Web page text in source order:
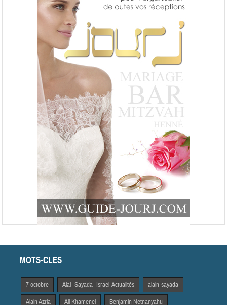
MOTS-CLES
7 octobre Alai- Sayada- Israel-Actualités alain-sayada
Alain Azria Ali Khamenei Benjamin Netnanyahu